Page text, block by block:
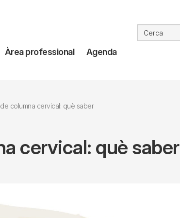
Àrea professional Agenda
columna cervical: què saber
cervical: què saber